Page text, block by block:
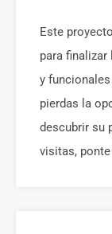
Este
para
y
pierdas la
descubrir su
visitas,